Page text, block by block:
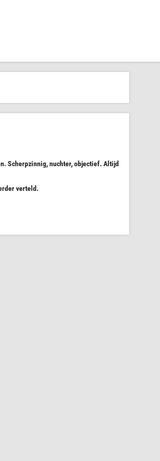
Scherpzinnig, nuchter, objectief. Altijd
verteld.